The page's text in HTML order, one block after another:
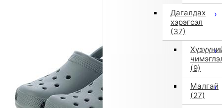
Дагалдах
хэрэгсэл
(37)
(9)
Малгай
(27)